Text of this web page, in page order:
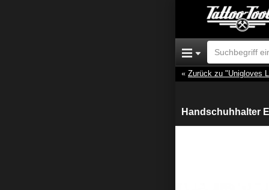
Zurück zu "Unigloves
Handschuhhalter